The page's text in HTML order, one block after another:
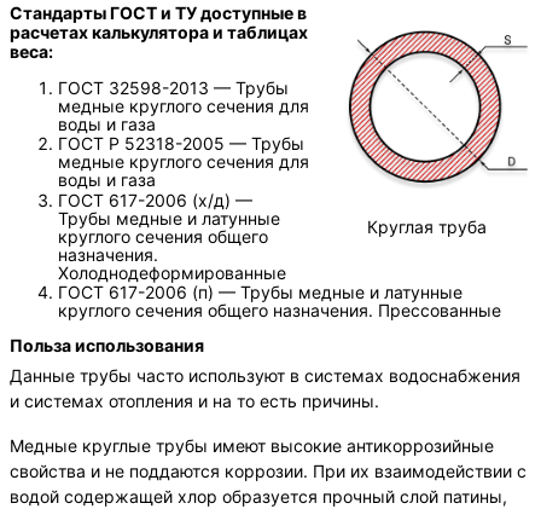
Круглая труба
Стандарты ГОСТ и ТУ доступные в
расчетах калькулятора и таблицах
веса:
ГОСТ 32598-2013 — Трубы
медные круглого сечения для
воды и газа
ГОСТ Р 52318-2005 — Трубы
медные круглого сечения для
воды и газа
ГОСТ 617-2006 (х/д) —
Трубы медные и латунные
круглого сечения общего
назначения.
Холоднодеформированные
ГОСТ 617-2006 (п) — Трубы медные и латунные
круглого сечения общего назначения. Прессованные
Польза использования
Данные трубы часто используют в системах водоснабжения
и системах отопления и на то есть причины.
Медные круглые трубы имеют высокие антикоррозийные
свойства и не поддаются коррозии. При их взаимодействии с
водой содержащей хлор образуется прочный слой патины,